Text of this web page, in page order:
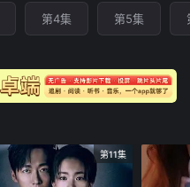
第4集 第5集
第11集